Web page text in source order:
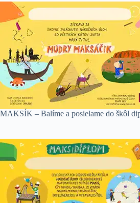
MAKSÍK – Balíme a posielame do škôl